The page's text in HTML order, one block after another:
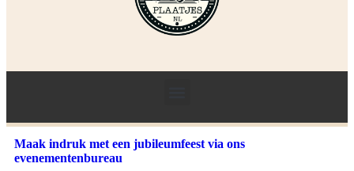
Maak indruk met een jubileumfeest via ons
evenementenbureau